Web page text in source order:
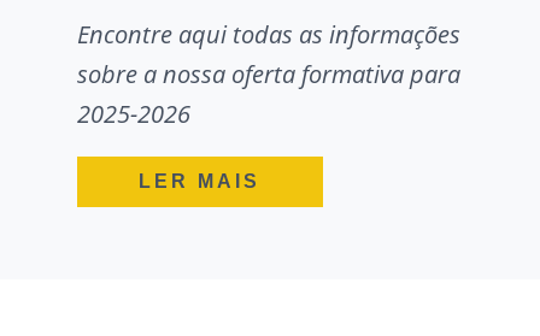
Encontre aqui todas as informações
sobre a nossa oferta formativa para
2025-2026
LER MAIS